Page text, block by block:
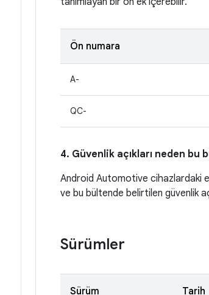
Ön numara
A-
QC-
4. Güvenlik açıkları neden
Android Automotive cihazlardaki
ve bu bültende belirtilen güvenlik
Sürümler
Sürüm Tarih